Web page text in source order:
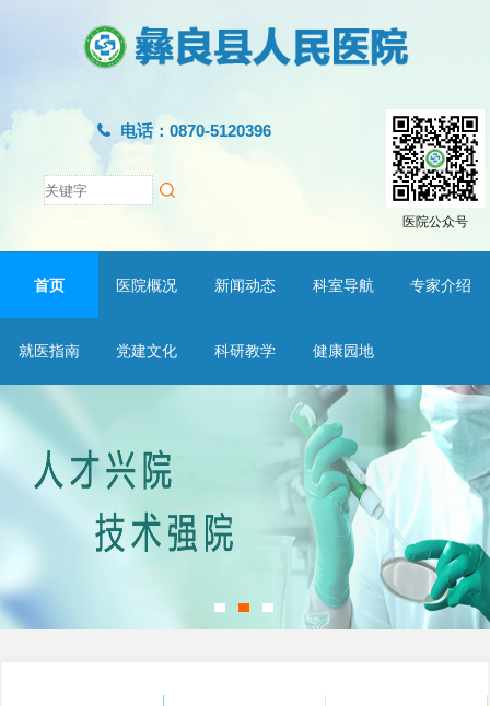
医院公众号
电话：0870-5120396
首页 医院概况 新闻动态 科室导航 专家介绍
就医指南 党建文化 科研教学 健康园地